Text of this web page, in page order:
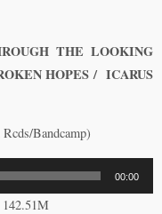
THE LOOKING
HOPES / ICARUS
Bandcamp)
00:00
142.51M